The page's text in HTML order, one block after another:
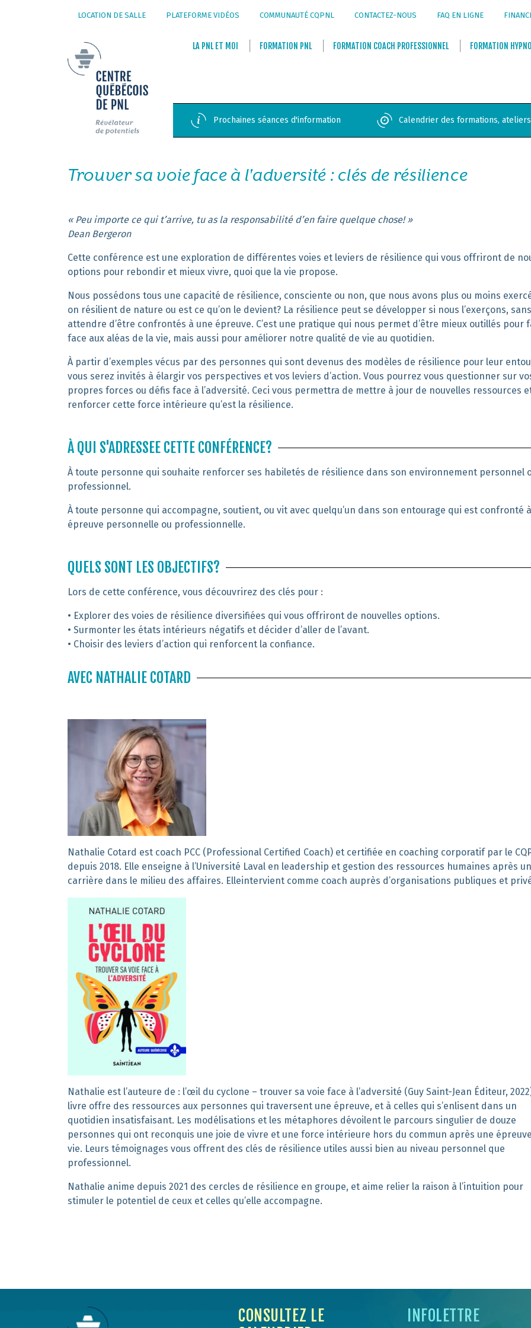
LOCATION DE SALLE PLATEFORME VIDÉOS COMMUNAUTÉ CQPNL CONTACTEZ-NOUS FAQ EN LIGNE
LA PNL ET MOI FORMATION PNL FORMATION COACH PROFESSIONNEL FORMATION
Prochaines séances d'information Calendrier des formations,
Trouver sa voie face à l'adversité : clés de résilience
« Peu importe ce qui t’arrive, tu as la responsabilité d’en faire quelque chose! »
Dean Bergeron
Cette conférence est une exploration de différentes voies et leviers de résilience qui vous offriront de
options pour rebondir et mieux vivre, quoi que la vie propose.
Nous possédons tous une capacité de résilience, consciente ou non, que nous avons plus ou moins
on résilient de nature ou est ce qu’on le devient? La résilience peut se développer si nous l’exerçons, sans
attendre d’être confrontés à une épreuve. C’est une pratique qui nous permet d’être mieux outillés pour
face aux aléas de la vie, mais aussi pour améliorer notre qualité de vie au quotidien.
À partir d’exemples vécus par des personnes qui sont devenus des modèles de résilience pour leur
vous serez invités à élargir vos perspectives et vos leviers d’action. Vous pourrez vous questionner sur
propres forces ou défis face à l’adversité. Ceci vous permettra de mettre à jour de nouvelles ressources
renforcer cette force intérieure qu’est la résilience.
À QUI S'ADRESSEE CETTE CONFÉRENCE?
À toute personne qui souhaite renforcer ses habiletés de résilience dans son environnement personnel
professionnel.
À toute personne qui accompagne, soutient, ou vit avec quelqu’un dans son entourage qui est confronté
épreuve personnelle ou professionnelle.
QUELS SONT LES OBJECTIFS?
Lors de cette conférence, vous découvrirez des clés pour :
• Explorer des voies de résilience diversifiées qui vous offriront de nouvelles options.
• Surmonter les états intérieurs négatifs et décider d’aller de l’avant.
• Choisir des leviers d’action qui renforcent la confiance.
AVEC NATHALIE COTARD
Nathalie Cotard est coach PCC (Professional Certified Coach) et certifiée en coaching corporatif par le CQ
depuis 2018. Elle enseigne à l’Université Laval en leadership et gestion des ressources humaines après
carrière dans le milieu des affaires. Elleintervient comme coach auprès d’organisations publiques et
Nathalie est l’auteure de : l’œil du cyclone – trouver sa voie face à l’adversité (Guy Saint-Jean Éditeur,
livre offre des ressources aux personnes qui traversent une épreuve, et à celles qui s’enlisent dans un
quotidien insatisfaisant. Les modélisations et les métaphores dévoilent le parcours singulier de douze
personnes qui ont reconquis une joie de vivre et une force intérieure hors du commun après une
vie. Leurs témoignages vous offrent des clés de résilience utiles aussi bien au niveau personnel que
professionnel.
Nathalie anime depuis 2021 des cercles de résilience en groupe, et aime relier la raison à l’intuition pour
stimuler le potentiel de ceux et celles qu’elle accompagne.
CONSULTEZ LE
INFOLETTRE